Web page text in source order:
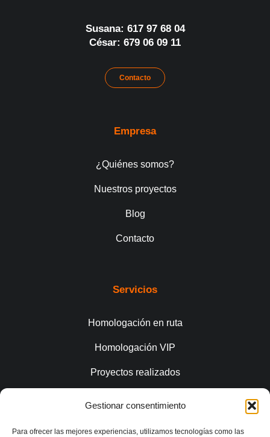
Gestionar consentimiento
Para ofrecer las mejores experiencias, utilizamos tecnologías como las
Susana: 617 97 68 04
César: 679 06 09 11
Contacto
Empresa
¿Quiénes somos?
Nuestros proyectos
Blog
Contacto
Servicios
Homologación en ruta
Homologación VIP
Proyectos realizados